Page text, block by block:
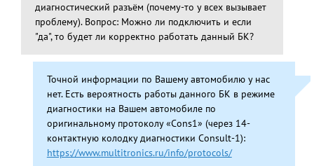
диагностический разъём (почему-то у всех вызывает
проблему). Вопрос: Можно ли подключить и если
"да", то будет ли корректно работать данный БК?
Точной информации по Вашему автомобилю у нас
нет. Есть вероятность работы данного БК в режиме
диагностики на Вашем автомобиле по
оригинальному протоколу «Cons1» (через 14-
контактную колодку диагностики Consult-1):
https://www.multitronics.ru/info/protocols/